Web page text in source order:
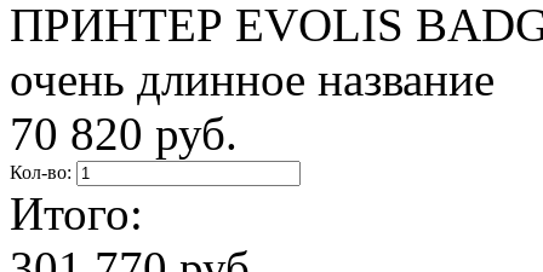
ПРИНТЕР EVOLIS
очень длинное название
70 820 руб.
Кол-во:
Итого: